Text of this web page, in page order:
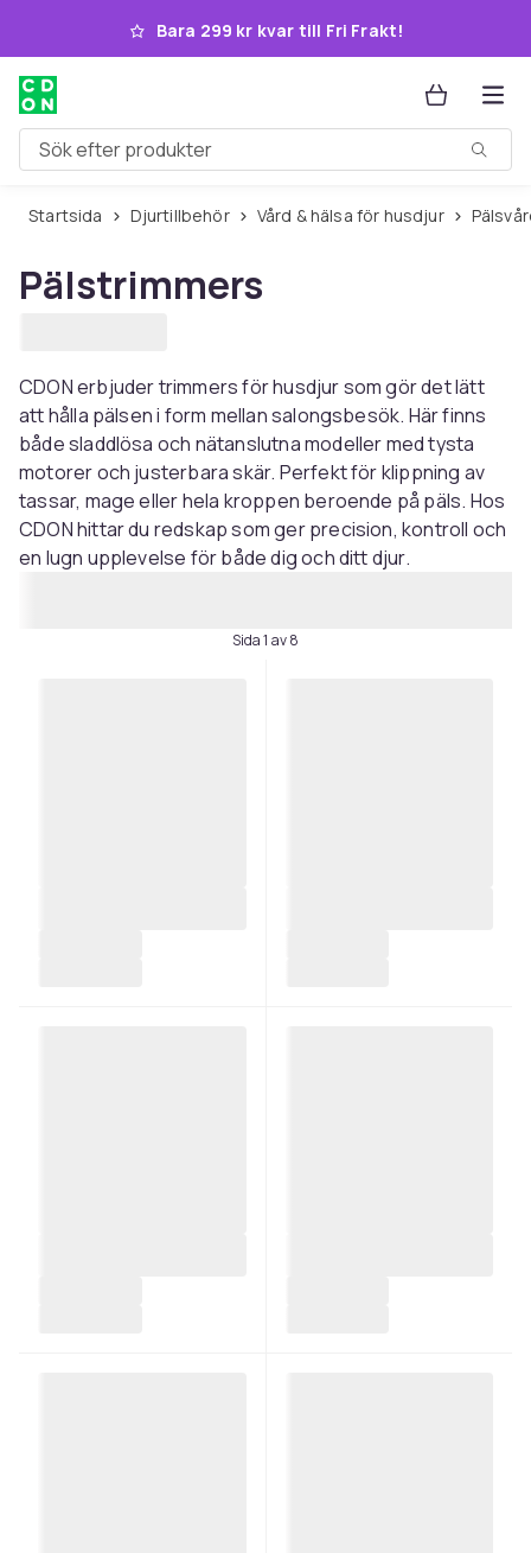
Hoppa till huvudinnehållet
Bara 299 kr kvar till Fri Frakt!
Sök efter produkter
Startsida Djurtillbehör Vård & hälsa för husdjur
Pälstrimmers
CDON erbjuder trimmers för husdjur som gör det lätt
att hålla pälsen i form mellan salongsbesök. Här finns
både sladdlösa och nätanslutna modeller med tysta
motorer och justerbara skär. Perfekt för klippning av
tassar, mage eller hela kroppen beroende på päls. Hos
CDON hittar du redskap som ger precision, kontroll och
en lugn upplevelse för både dig och ditt djur.
Sida 1 av 8